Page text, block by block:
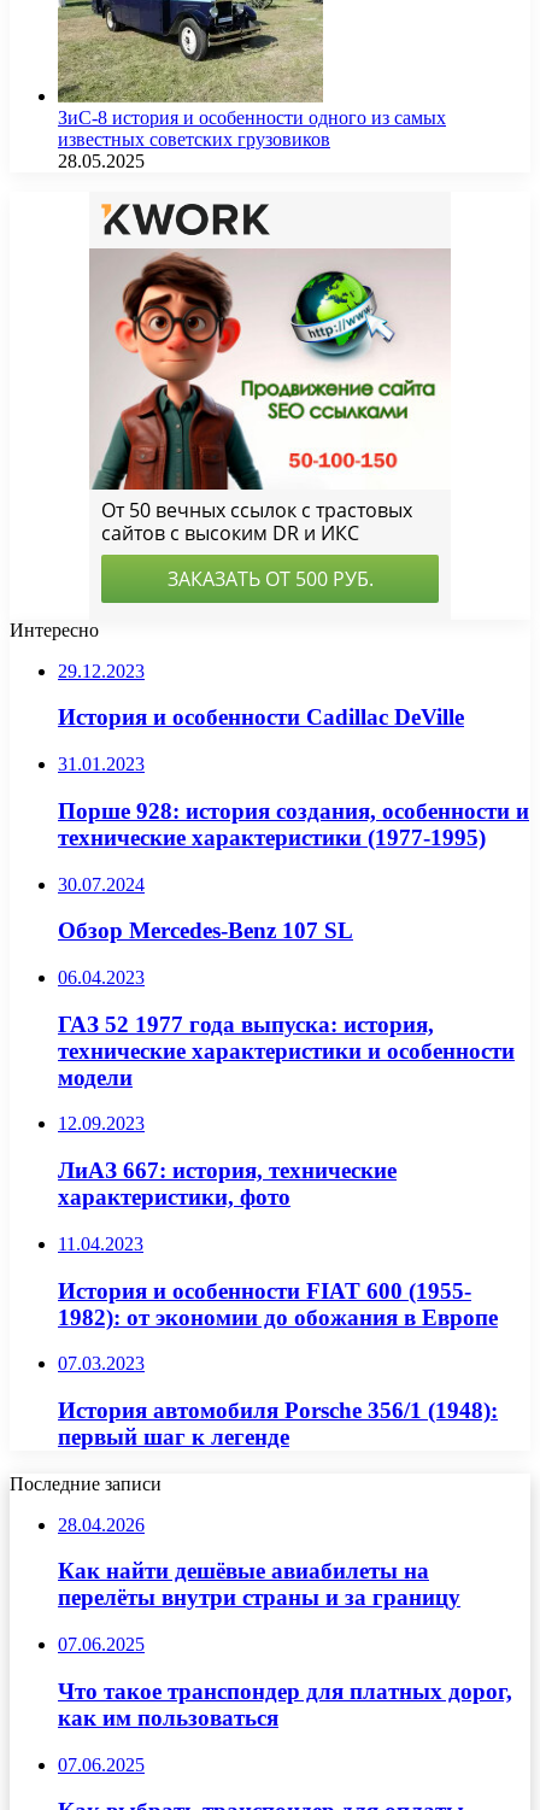
ЗиС-8 история и особенности одного из самых
известных советских грузовиков
28.05.2025
Интересно
29.12.2023
История и особенности Cadillac DeVille
31.01.2023
Порше 928: история создания, особенности и
технические характеристики (1977-1995)
30.07.2024
Обзор Mercedes-Benz 107 SL
06.04.2023
ГАЗ 52 1977 года выпуска: история,
технические характеристики и особенности
модели
12.09.2023
ЛиАЗ 667: история, технические
характеристики, фото
11.04.2023
История и особенности FIAT 600 (1955-
1982): от экономии до обожания в Европе
07.03.2023
История автомобиля Porsche 356/1 (1948):
первый шаг к легенде
Последние записи
28.04.2026
Как найти дешёвые авиабилеты на
перелёты внутри страны и за границу
07.06.2025
Что такое транспондер для платных дорог,
как им пользоваться
07.06.2025